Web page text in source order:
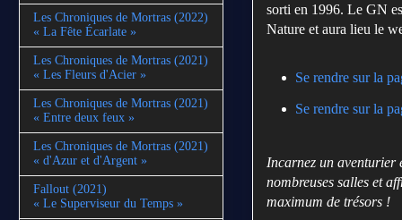
sorti en 1996. Le GN
Nature et aura lieu le
Se rendre sur la
Se rendre sur la
Incarnez un aventurier
nombreuses salles et
maximum de trésors !
Les Chroniques de Mortras (2022)
« La Fête Écarlate »
Les Chroniques de Mortras (2021)
« Les Fleurs d'Acier »
Les Chroniques de Mortras (2021)
« Entre deux feux »
Les Chroniques de Mortras (2021)
« d'Azur et d'Argent »
Fallout (2021)
« Le Superviseur du Temps »